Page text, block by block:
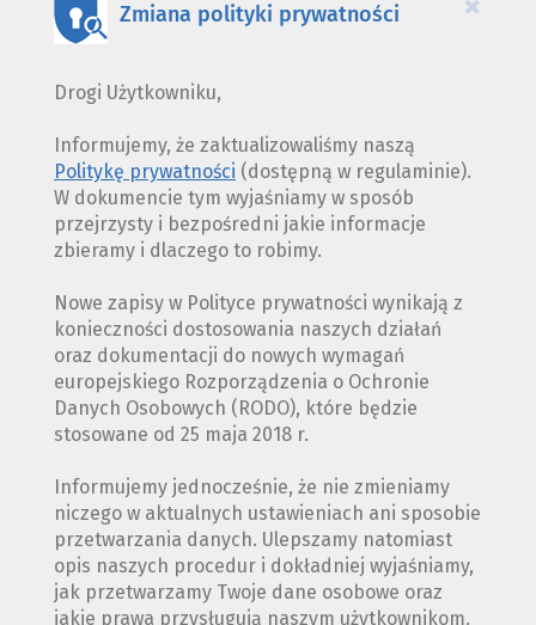
Zmiana polityki prywatności
Drogi Użytkowniku,
Informujemy, że zaktualizowaliśmy naszą
Politykę prywatności (dostępną w regulaminie).
W dokumencie tym wyjaśniamy w sposób
przejrzysty i bezpośredni jakie informacje
zbieramy i dlaczego to robimy.
Nowe zapisy w Polityce prywatności wynikają z
konieczności dostosowania naszych działań
oraz dokumentacji do nowych wymagań
europejskiego Rozporządzenia o Ochronie
Danych Osobowych (RODO), które będzie
stosowane od 25 maja 2018 r.
Informujemy jednocześnie, że nie zmieniamy
niczego w aktualnych ustawieniach ani sposobie
przetwarzania danych. Ulepszamy natomiast
opis naszych procedur i dokładniej wyjaśniamy,
jak przetwarzamy Twoje dane osobowe oraz
jakie prawa przysługują naszym użytkownikom.